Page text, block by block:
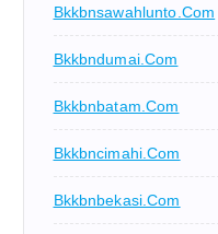
Bkkbnsawahlunto.com
Bkkbndumai.com
Bkkbnbatam.com
Bkkbncimahi.com
Bkkbnbekasi.com